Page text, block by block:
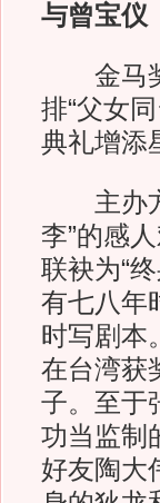
与曾宝仪
金马奖
排“父女
典礼增添
主办方
李”的感
联袂为“
有七八年
时写剧本
在台湾获
子。至于
功当监制
好友陶大